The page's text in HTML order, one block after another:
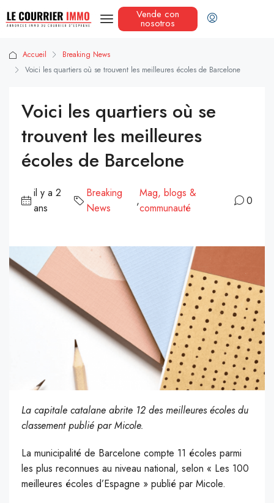
Vende con
nosotros
Accueil
Breaking News
Voici les quartiers où se trouvent les meilleures écoles de Barcelone
Voici les quartiers où se
trouvent les meilleures
écoles de Barcelone
il y a 2
ans
Breaking
News
,
Mag, blogs &
communauté
0
La capitale catalane abrite 12 des meilleures écoles du
classement publié par Micole.
La municipalité de Barcelone compte 11 écoles parmi
les plus reconnues au niveau national, selon « Les 100
meilleures écoles d’Espagne » publié par Micole.